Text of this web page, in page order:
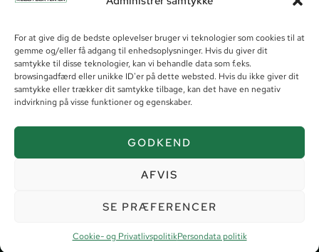
For at give dig de bedste oplevelser bruger vi teknologier som cookies til at
gemme og/eller få adgang til enhedsoplysninger. Hvis du giver dit
samtykke til disse teknologier, kan vi behandle data som f.eks.
browsingadfærd eller unikke ID'er på dette websted. Hvis du ikke giver dit
samtykke eller trækker dit samtykke tilbage, kan det have en negativ
indvirkning på visse funktioner og egenskaber.
GODKEND
AFVIS
SE PRÆFERENCER
Cookie- og PrivatlivspolitikPersondata politik
Send os en besked